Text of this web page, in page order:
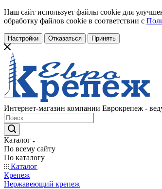
Наш сайт использует файлы cookie для
обработку файлов cookie в соответствии с
Настройки Отказаться Принять
Интернет-магазин компании Еврокрепеж -
Каталог
По всему сайту
По каталогу
Каталог
Крепеж
Нержавеющий крепеж